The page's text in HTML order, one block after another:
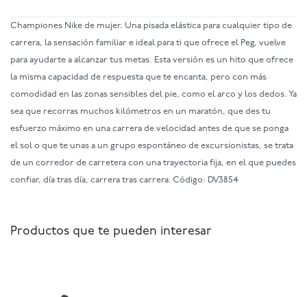
Championes Nike de mujer. Una pisada elástica para cualquier tipo de
carrera, la sensación familiar e ideal para ti que ofrece el Peg, vuelve
para ayudarte a alcanzar tus metas. Esta versión es un hito que ofrece
la misma capacidad de respuesta que te encanta, pero con más
comodidad en las zonas sensibles del pie, como el arco y los dedos. Ya
sea que recorras muchos kilómetros en un maratón, que des tu
esfuerzo máximo en una carrera de velocidad antes de que se ponga
el sol o que te unas a un grupo espontáneo de excursionistas, se trata
de un corredor de carretera con una trayectoria fija, en el que puedes
confiar, día tras día, carrera tras carrera. Código: DV3854
Productos que te pueden interesar